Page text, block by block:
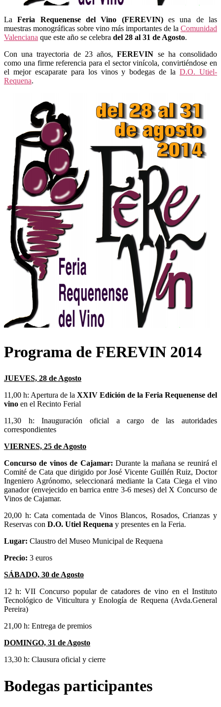
LaFeria Requenense del Vino (FEREVIN)es una de las
muestras monográficas sobre vino más importantes de la Comunidad
Valenciana que este año se celebra del 28 al 31 de Agosto.
Con una trayectoria de 23 años,FEREVIN se ha consolidado
como una firme referencia para el sector vinícola, convirtiéndose en
el mejor escaparate para los vinos y bodegas de laD.O. Utiel-
Requena.
Programa de FEREVIN 2014
JUEVES, 28 de Agosto
11,00 h: Apertura de la XXIV Edición de la Feria Requenense del
vino en el Recinto Ferial
11,30 h: Inauguración oficial a cargo de las autoridades
correspondientes
VIERNES, 25 de Agosto
Concurso de vinos de Cajamar: Durante la mañana se reunirá el
Comité de Cata que dirigido por José Vicente Guillén Ruiz, Doctor
Ingeniero Agrónomo, seleccionará mediante la Cata Ciega el vino
ganador (envejecido en barrica entre 3-6 meses) del X Concurso de
Vinos de Cajamar.
20,00 h: Cata comentada de Vinos Blancos, Rosados, Crianzas y
Reservas con D.O. Utiel Requena y presentes en la Feria.
Lugar: Claustro del Museo Municipal de Requena
Precio: 3 euros
SÁBADO, 30 de Agosto
12 h: VII Concurso popular de catadores de vino en el Instituto
Tecnológico de Viticultura y Enología de Requena (Avda.General
Pereira)
21,00 h: Entrega de premios
DOMINGO, 31 de Agosto
13,30 h: Clausura oficial y cierre
Bodegas participantes